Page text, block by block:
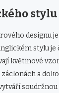
designu
stylu
květinové
a